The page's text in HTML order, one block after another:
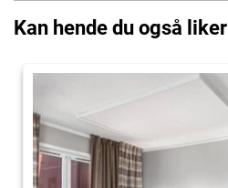
Kan hende du også liker